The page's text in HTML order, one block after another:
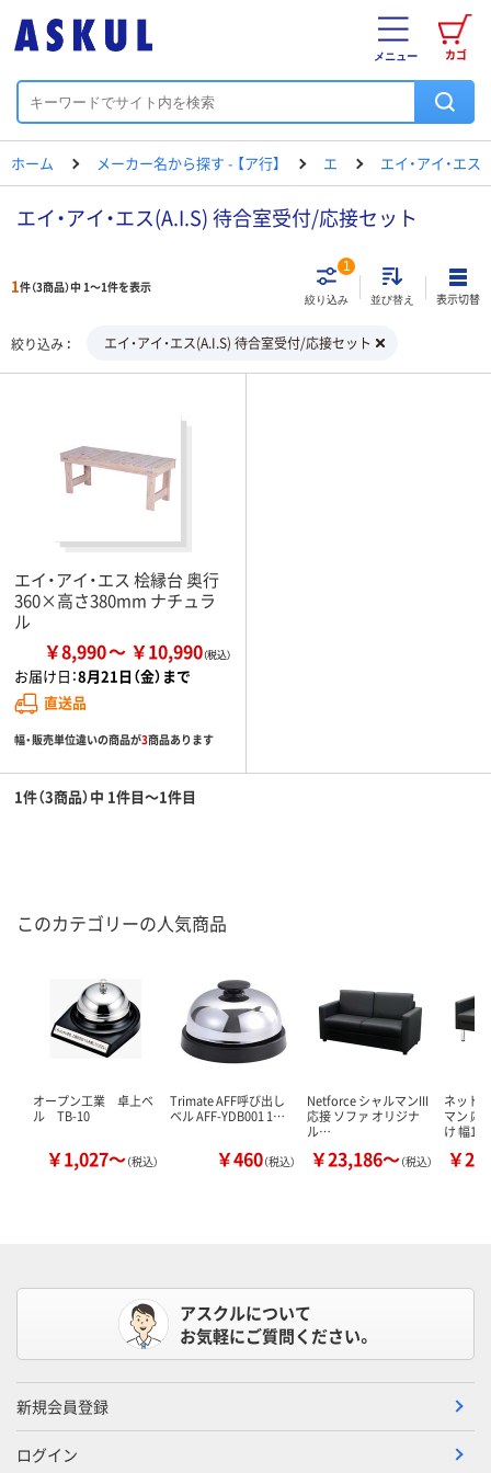
カゴ
メニュー
ホーム メーカー名から探す - 【ア行】 エ エイ・アイ・エス
エイ・アイ・エス(A.I.S) 待合室受付/応接セット
1件（3商品）中 1～1件を表示
絞り込み
1
並び替え 表示切替
絞り込み エイ・アイ・エス(A.I.S) 待合室受付/応接セット
エイ・アイ・エス 桧縁台 奥行
360×高さ380mm ナチュラ
ル
￥8,990 ￥10,990
お届け日：8月21日（金）まで
直送品
幅・販売単位違いの商品が3商品あります
1件（3商品）中 1件目～1件目
このカテゴリーの人気商品
オープン工業 卓上ベ
ル TB-10
￥1,027～（税込）
Trimate AFF呼び出し
ベル AFF-YDB001 1…
￥460（税込）
Netforce シャルマンIII
応接 ソファ オリジナ
ル…
￥23,186～（税込）
ネット
マン 応
け 幅
￥
アスクルについて
お気軽にご質問ください。
新規会員登録
ログイン